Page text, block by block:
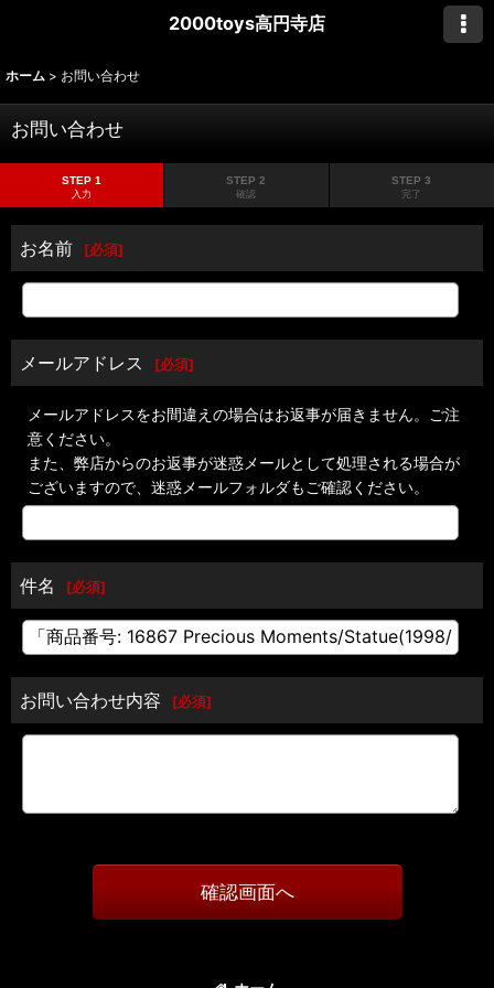
2000toys高円寺店
ホーム > お問い合わせ
お問い合わせ
STEP 1
入力
STEP 2
確認
STEP 3
完了
お名前 [必須]
メールアドレス [必須]
メールアドレスをお間違えの場合はお返事が届きません。ご注
意ください。
また、弊店からのお返事が迷惑メールとして処理される場合が
ございますので、迷惑メールフォルダもご確認ください。
件名 [必須]
お問い合わせ内容 [必須]
確認画面へ